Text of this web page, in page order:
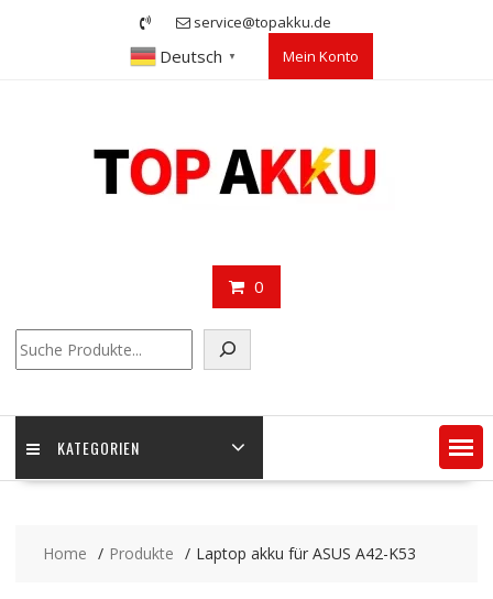
service@topakku.de
Deutsch ▼ Mein Konto
0
KATEGORIEN
Home Produkte Laptop akku für ASUS A42-K53